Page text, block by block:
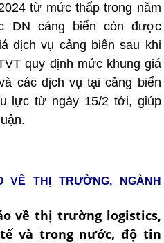
từ mức thấp trong năm
DN cảng biển còn được
dịch vụ cảng biển sau khi
quy định mức khung giá
các dịch vụ tại cảng biển
lực từ ngày 15/2 tới, giúp
VỀ THỊ TRƯỜNG, NGÀNH
về thị trường logistics,
và trong nước, độ tin